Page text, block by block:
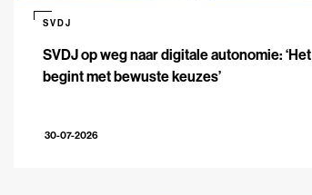
SVDJ op weg naar digitale autonomie: ‘Het
begint met bewuste keuzes’
SVDJ
30-07-2026